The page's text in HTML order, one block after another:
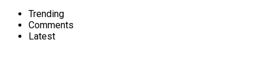
Trending
Comments
Latest